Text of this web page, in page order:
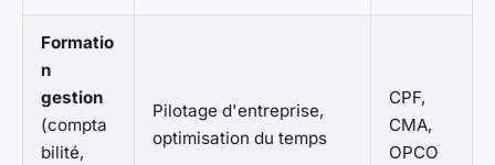
Formatio
n
gestion
(compta
bilité,
Pilotage d'entreprise,
optimisation du temps
CPF,
CMA,
OPCO